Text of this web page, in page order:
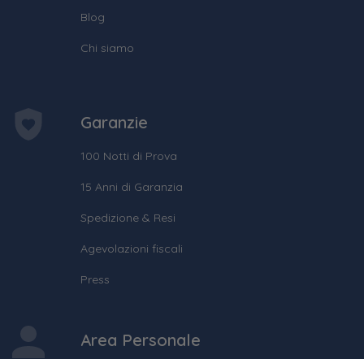
Blog
Chi siamo
Garanzie
100 Notti di Prova
15 Anni di Garanzia
Spedizione & Resi
Agevolazioni fiscali
Press
Area Personale